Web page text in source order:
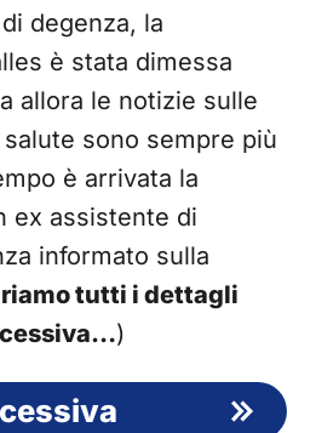
degenza, la
è stata dimessa
allora le notizie sulle
sono sempre più
è arrivata la
ex assistente di
informato sulla
tutti i dettagli
)